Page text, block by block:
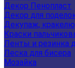
Декор Пенопласт
Декор для
Декупаж,
Краски
Ленты и резинка
Леска для бисера
Мозайка